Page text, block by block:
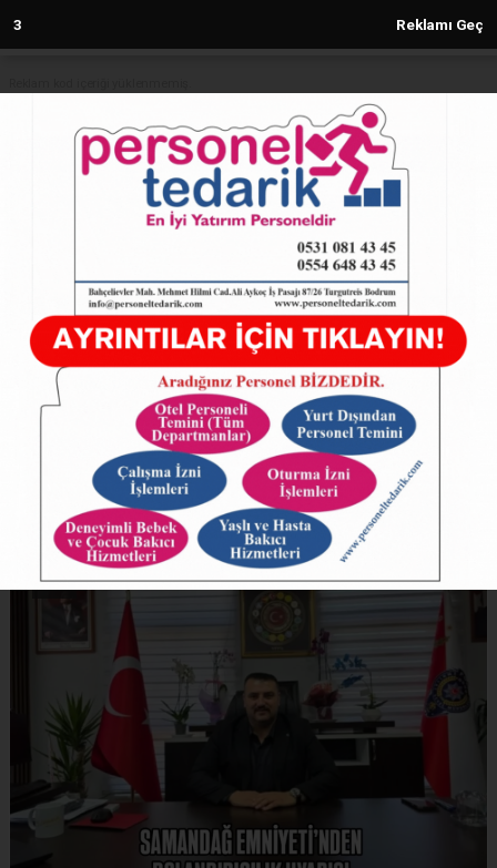
2 Reklamı Geç
Anasayfa SAMANDAĞ
SAMANDAĞ EMNİYETİ’NDEN
DOLANDIRICILIK UYARISI
12.02.2026 - 15:40, Güncelleme: 12.02.2026 - 15:40
27705+ kez okundu.
SAMANDAĞ EMNİYETİ’NDEN DOLANDIRICILIK
UYARISI
ABONE OL